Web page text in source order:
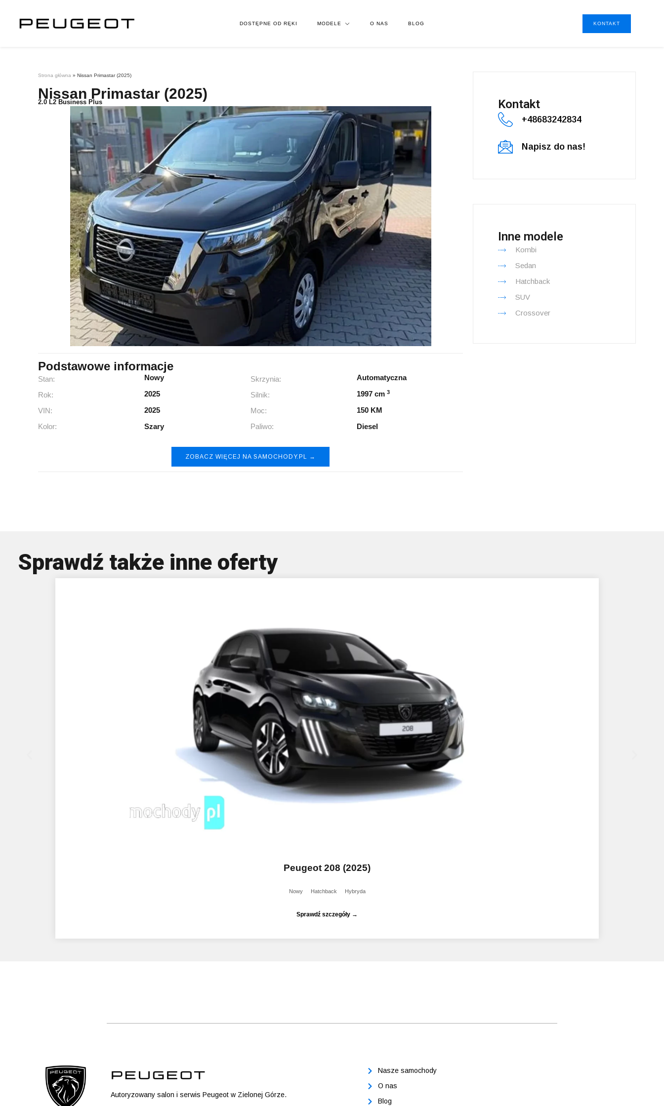
DOSTĘPNE OD RĘKI MODELE O NAS BLOG KONTAKT
Strona główna » Nissan Primastar (2025)
Nissan Primastar (2025)
2.0 L2 Business Plus
Podstawowe informacje
Stan:
Rok:
VIN:
Kolor:
Nowy
2025
2025
Szary
Skrzynia:
Silnik:
Moc:
Paliwo:
Automatyczna
1997 cm3
150 KM
Diesel
ZOBACZ WIĘCEJ NA SAMOCHODY.PL →
Kontakt
+48683242834
Napisz do nas!
Inne modele
Kombi
Sedan
Hatchback
SUV
Crossover
Sprawdź także inne oferty
Peugeot 208 (2025)
Nowy Hatchback Hybryda
Sprawdź szczegóły →
Autoryzowany salon i serwis Peugeot w Zielonej Górze.
Nasze samochody
O nas
Blog